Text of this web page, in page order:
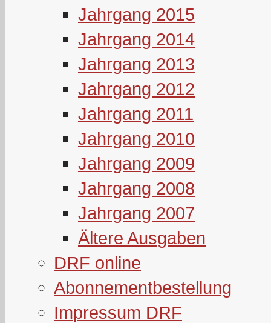
Jahrgang 2015
Jahrgang 2014
Jahrgang 2013
Jahrgang 2012
Jahrgang 2011
Jahrgang 2010
Jahrgang 2009
Jahrgang 2008
Jahrgang 2007
Ältere Ausgaben
DRF online
Abonnementbestellung
Impressum DRF